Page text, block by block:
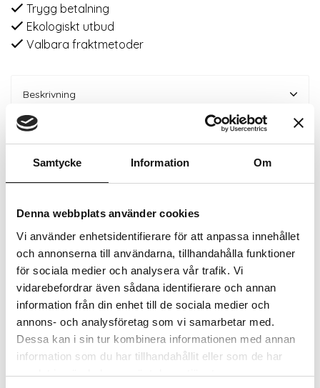
Samtycke Information Om
Denna webbplats använder cookies
Vi använder enhetsidentifierare för att anpassa innehållet
och annonserna till användarna, tillhandahålla funktioner
för sociala medier och analysera vår trafik. Vi
vidarebefordrar även sådana identifierare och annan
information från din enhet till de sociala medier och
annons- och analysföretag som vi samarbetar med.
Dessa kan i sin tur kombinera informationen med annan
information som du har tillhandahållit eller som de har
samlat in när du har använt deras tjänster.
Trygg betalning
Ekologiskt utbud
Valbara fraktmetoder
Beskrivning
Recensioner
Om tillverkaren
Relaterade produkter